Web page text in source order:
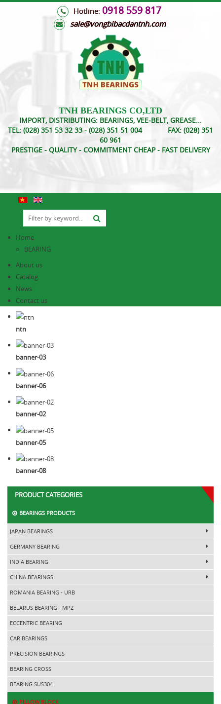
Hotline: 0918 559 817
sale@vongbibacdantnh.com
TNH BEARINGS CO,LTD
IMPORT, DISTRIBUTING: BEARINGS, VEE-BELT, GREASE...
TEL: (028) 351 53 32 33 - (028) 351 51 004 FAX: (028) 351
60 961
PRESTIGE - QUALITY - COMMITMENT CHEAP - FAST DELIVERY
Home
BEARING
About us
Catalog
News
Contact us
ntn
banner-03
banner-06
banner-02
banner-05
banner-08
PRODUCT CATEGORIES
BEARINGS PRODUCTS
JAPAN BEARINGS
GERMANY BEARING
INDIA BEARING
CHINA BEARINGS
ROMANIA BEARING - URB
BELARUS BEARING - MPZ
ECCENTRIC BEARING
CAR BEARINGS
PRECISION BEARINGS
BEARING CROSS
BEARING SUS304
PILLOW BLOCK